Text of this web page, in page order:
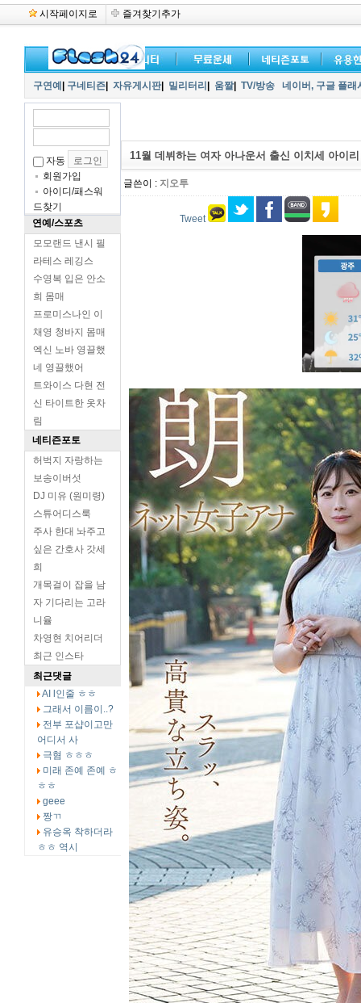
시작페이지로 즐겨찾기추가
구연예 구네티즌 자유게시판| 밀리터리 움짤| TV/방송 네이버, 구글 플
자동
회원가입
아이디/패스워
드찾기
연예/스포츠
모모랜드 낸시 필
라테스 레깅스
수영복 입은 안소
희 몸매
프로미스나인 이
채영 청바지 몸매
엑신 노바 영끌했
네 영끌했어
트와이스 다현 전
신 타이트한 옷차
림
네티즌포토
허벅지 자랑하는
보송이버섯
DJ 미유 (원미령)
스튜어디스룩
주사 한대 놔주고
싶은 간호사 갓세
희
개목걸이 잡을 남
자 기다리는 고라
니율
차영현 치어리더
최근 인스타
최근댓글
AI l인줄 ㅎㅎ
그래서 이름이..?
전부 포샵이고만
어디서 사
극혐 ㅎㅎㅎ
미래 존예 존예 ㅎ
ㅎㅎ
geee
짱ㄲ
유승옥 착하더라
ㅎㅎ 역시
11월 데뷔하는 여자 아나운서 출신 이치세 아이리
글쓴이 : 지오투
Tweet